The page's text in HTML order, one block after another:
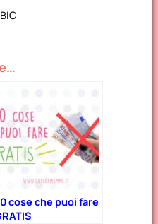
cose che puoi fare